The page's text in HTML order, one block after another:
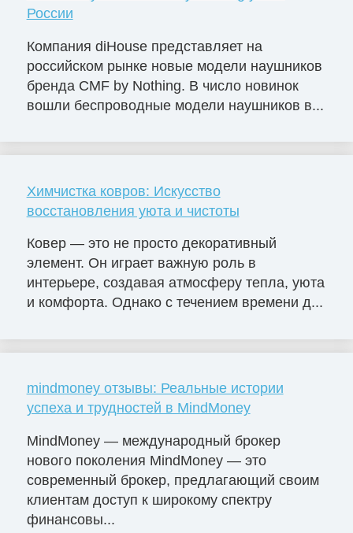
России
Компания diHouse представляет на
российском рынке новые модели наушников
бренда CMF by Nothing. В число новинок
вошли беспроводные модели наушников в...
Химчистка ковров: Искусство
восстановления уюта и чистоты
Ковер — это не просто декоративный
элемент. Он играет важную роль в
интерьере, создавая атмосферу тепла, уюта
и комфорта. Однако с течением времени д...
mindmoney отзывы: Реальные истории
успеха и трудностей в MindMoney
MindMoney — международный брокер
нового поколения MindMoney — это
современный брокер, предлагающий своим
клиентам доступ к широкому спектру
финансовы...